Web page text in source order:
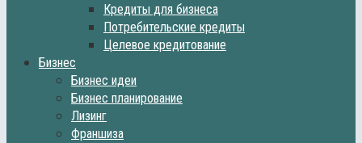
Кредиты для бизнеса
Потребительские кредиты
Целевое кредитование
Бизнес
Бизнес идеи
Бизнес планирование
Лизинг
Франшиза